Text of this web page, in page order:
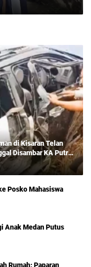
di Kisaran Telan
Disambar KA Putri
Posko Mahasiswa
Anak Medan Putus
Rumah: Paparan